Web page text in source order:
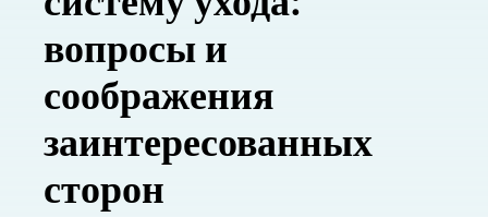
вопросы и
соображения
заинтересованных
сторон